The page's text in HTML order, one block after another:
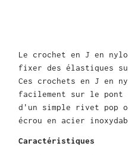
Le crochet en J en
fixer des élastiques
Ces crochets en J en
facilement sur le
d'un simple rivet pop
écrou en acier
Caractéristiques